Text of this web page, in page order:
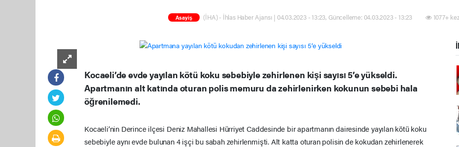
Asayiş (İHA) - İhlas Haber Ajansı | 04.03.2023 - 13:23, Güncelleme: 04.03.2023 - 13:23 1077+
Kocaeli’de evde yayılan kötü koku sebebiyle zehirlenen kişi sayısı 5’e yükseldi.
Apartmanın alt katında oturan polis memuru da zehirlenirken kokunun sebebi hala
öğrenilemedi.
Kocaeli’nin Derince ilçesi Deniz Mahallesi Hürriyet Caddesinde bir apartmanın dairesinde yayılan kötü koku
sebebiyle aynı evde bulunan 4 işçi bu sabah zehirlenmişti. Alt katta oturan polisin de kokudan zehirlenerek